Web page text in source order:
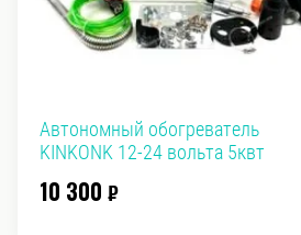
Автономный обогреватель
KINKONK 12-24 вольта 5квт
10 300 ₽